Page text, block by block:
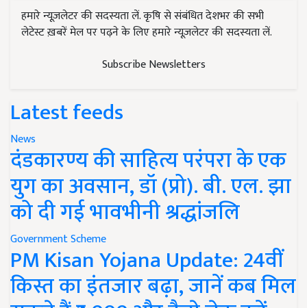
हमारे न्यूज़लेटर की सदस्यता लें. कृषि से संबंधित देशभर की सभी
लेटेस्ट ख़बरें मेल पर पढ़ने के लिए हमारे न्यूज़लेटर की सदस्यता लें.
Subscribe Newsletters
Latest feeds
News
दंडकारण्य की साहित्य परंपरा के एक
युग का अवसान, डॉ (प्रो). बी. एल. झा
को दी गई भावभीनी श्रद्धांजलि
Government Scheme
PM Kisan Yojana Update: 24वीं
किस्त का इंतजार बढ़ा, जानें कब मिल